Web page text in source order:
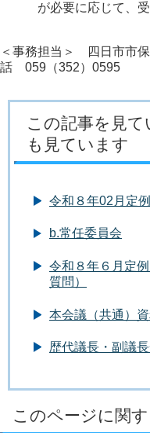
が必要に応じて、受診
＜事務担当＞ 四日市市
話 059（352）0595
この記事を見
も見ています
令和８年02月定
b.常任委員会
令和８年６月定
質問）
本会議（共通）
歴代議長・副議
このページに関